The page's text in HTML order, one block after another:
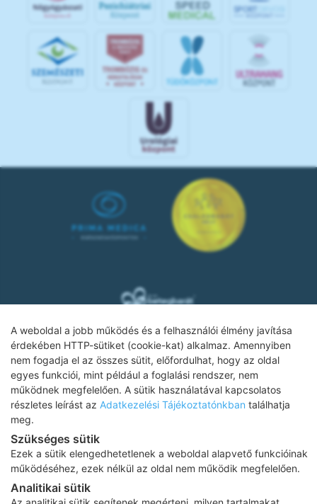
A weboldal a jobb működés és a felhasználói élmény javítása
érdekében HTTP-sütiket (cookie-kat) alkalmaz. Amennyiben
nem fogadja el az összes sütit, előfordulhat, hogy az oldal
egyes funkciói, mint például a foglalási rendszer, nem
működnek megfelelően. A sütik használatával kapcsolatos
részletes leírást az Adatkezelési Tájékoztatónkban találhatja
meg.
Szükséges sütik
Ezek a sütik elengedhetetlenek a weboldal alapvető funkcióinak
működéséhez, ezek nélkül az oldal nem működik megfelelően.
Analitikai sütik
SPOR
Adatkezelési tájékoztató
Impresszum
Karrier
Az oldalon feltüntetett árak az ÁFÁ-t tartalmazzák!